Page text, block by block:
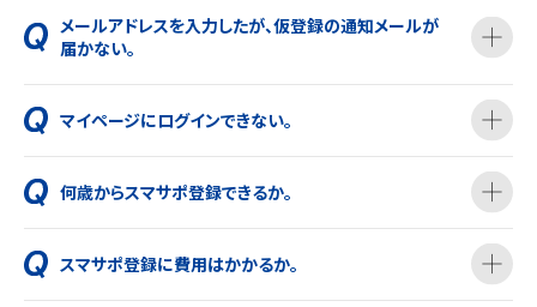
メールアドレスを入力したが、仮登録の通知メールが
届かない。
マイページにログインできない。
何歳からスマサポ登録できるか。
スマサポ登録に費用はかかるか。